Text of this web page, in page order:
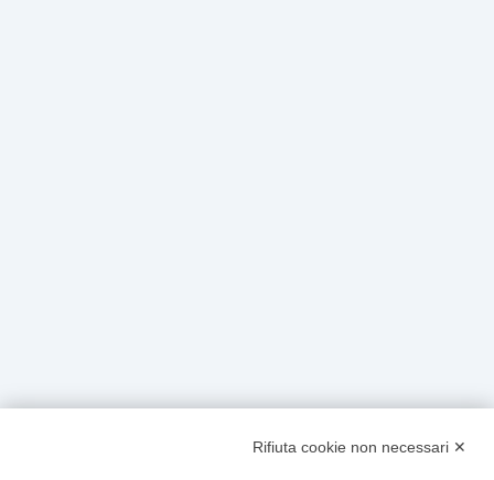
404
Rifiuta cookie non necessari ✕